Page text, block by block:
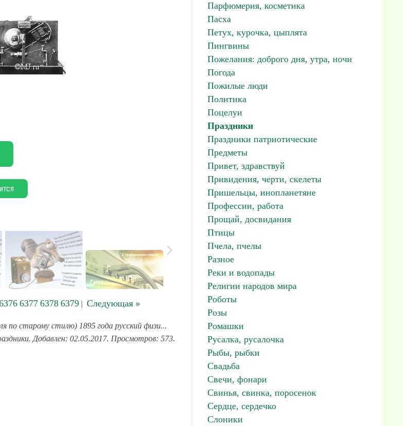
6377 6378 6379| Следующая »
по старому стилю) 1895 года русский физи...
Добавлен: 02.05.2017. Просмотров: 573.
Парфюмерия, косметика
Пасха
Петух, курочка, цыплята
Пингвины
Пожелания: доброго дня, утра, ночи
Погода
Пожилые люди
Политика
Поцелуи
Праздники
Праздники патриотические
Предметы
Привет, здравствуй
Привидения, черти, скелеты
Пришельцы, инопланетяне
Профессии, работа
Прощай, досвидания
Птицы
Пчела, пчелы
Разное
Реки и водопады
Религии народов мира
Роботы
Розы
Ромашки
Русалка, русалочка
Рыбы, рыбки
Свадьба
Свечи, фонари
Свинья, свинка, поросенок
Сердце, сердечко
Слоники